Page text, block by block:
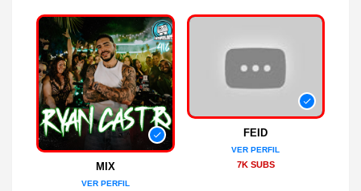
MIX
VER PERFIL
FEID
VER PERFIL
7K SUBS